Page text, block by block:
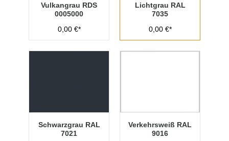
Vulkangrau RDS
0005000
0,00 €*
Lichtgrau RAL
7035
0,00 €*
Schwarzgrau RAL
7021
Verkehrsweiß RAL
9016